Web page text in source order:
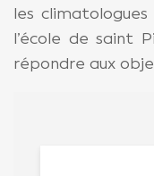
les
l’école de saint
répondre aux